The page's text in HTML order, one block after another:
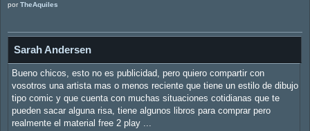
porTheAquiles
Sarah Andersen
Bueno chicos, esto no es publicidad, pero quiero compartir con
vosotros una artista mas o menos reciente que tiene un estilo de dibujo
tipo comic y que cuenta con muchas situaciones cotidianas que te
pueden sacar alguna risa, tiene algunos libros para comprar pero
realmente el material free 2 play ...